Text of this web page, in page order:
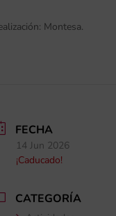
Montesa.
FECHA
14 Jun 2026
¡Caducado!
CATEGORÍA